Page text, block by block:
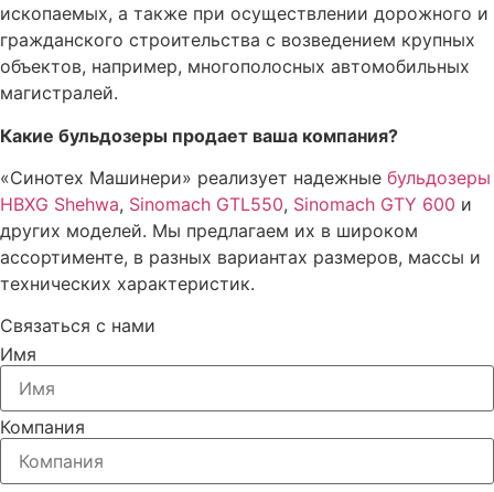
ископаемых, а также при осуществлении дорожного и
гражданского строительства с возведением крупных
объектов, например, многополосных автомобильных
магистралей.
Какие бульдозеры продает ваша компания?
«Синотех Машинери» реализует надежные бульдозеры
HBXG Shehwa, Sinomach GTL550, Sinomach GTY 600 и
других моделей. Мы предлагаем их в широком
ассортименте, в разных вариантах размеров, массы и
технических характеристик.
Связаться с нами
Имя
Компания